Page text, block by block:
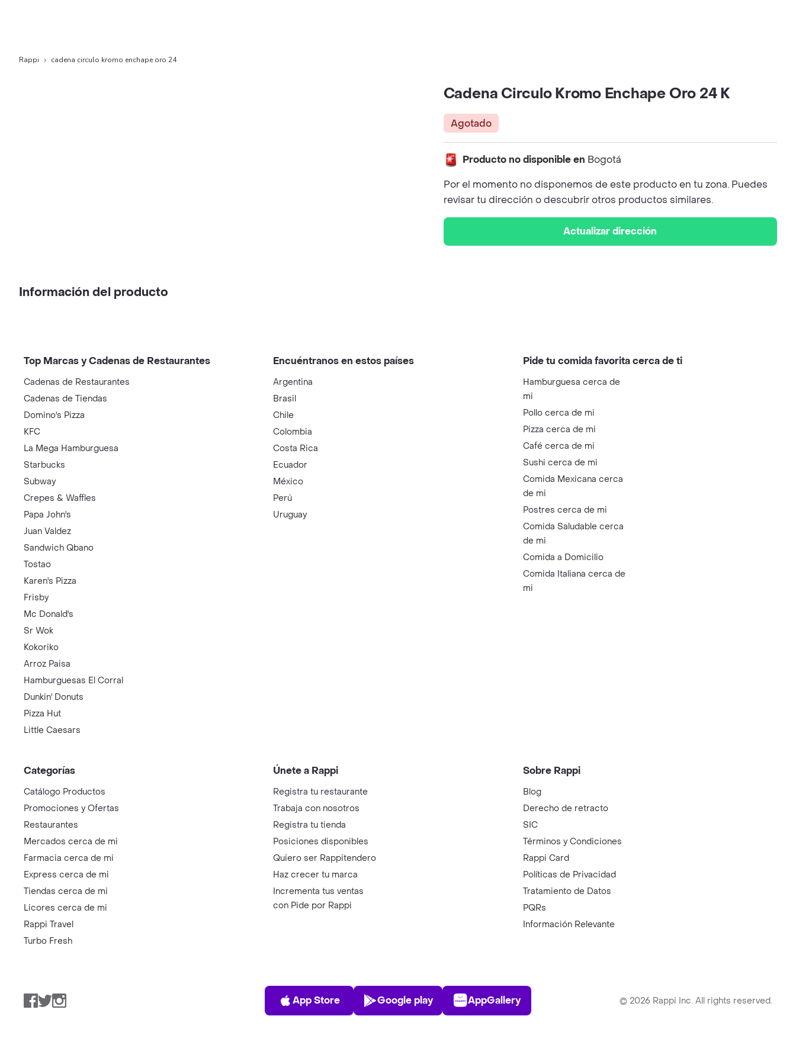
Rappi cadena circulo kromo enchape oro 24
Cadena Circulo Kromo Enchape Oro 24 K
Agotado
Producto no disponible en Bogotá
Por el momento no disponemos de este producto en tu zona. Puedes
revisar tu dirección o descubrir otros productos similares.
Actualizar dirección
Información del producto
Top Marcas y Cadenas de Restaurantes
Cadenas de Restaurantes
Cadenas de Tiendas
Domino's Pizza
KFC
La Mega Hamburguesa
Starbucks
Subway
Crepes & Waffles
Papa John's
Juan Valdez
Sandwich Qbano
Tostao
Karen's Pizza
Frisby
Mc Donald's
Sr Wok
Kokoriko
Arroz Paisa
Hamburguesas El Corral
Dunkin' Donuts
Pizza Hut
Little Caesars
Encuéntranos en estos países
Argentina
Brasil
Chile
Colombia
Costa Rica
Ecuador
México
Perú
Uruguay
Pide tu comida favorita cerca de ti
Hamburguesa cerca de
mi
Pollo cerca de mi
Pizza cerca de mi
Café cerca de mi
Sushi cerca de mi
Comida Mexicana cerca
de mi
Postres cerca de mi
Comida Saludable cerca
de mi
Comida a Domicilio
Comida Italiana cerca de
mi
Categorías
Catálogo Productos
Promociones y Ofertas
Restaurantes
Mercados cerca de mi
Farmacia cerca de mi
Express cerca de mi
Tiendas cerca de mi
Licores cerca de mi
Rappi Travel
Turbo Fresh
Únete a Rappi
Registra tu restaurante
Trabaja con nosotros
Registra tu tienda
Posiciones disponibles
Quiero ser Rappitendero
Haz crecer tu marca
Incrementa tus ventas
con Pide por Rappi
Sobre Rappi
Blog
Derecho de retracto
SIC
Términos y Condiciones
Rappi Card
Políticas de Privacidad
Tratamiento de Datos
PQRs
Información Relevante
Facebook
TwitterInstagram
App Store
App Store
Play Store
Google play
AppGallery
AppGallery © 2026 Rappi Inc. All rights reserved.